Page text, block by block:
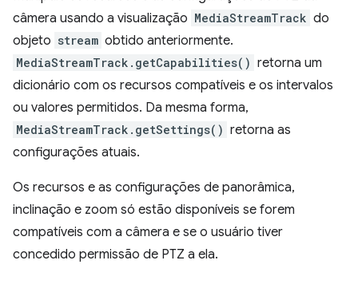
câmera usando a visualização MediaStreamTrack do
objeto stream obtido anteriormente.
MediaStreamTrack.getCapabilities() retorna um
dicionário com os recursos compatíveis e os intervalos
ou valores permitidos. Da mesma forma,
MediaStreamTrack.getSettings() retorna as
configurações atuais.
Os recursos e as configurações de panorâmica,
inclinação e zoom só estão disponíveis se forem
compatíveis com a câmera e se o usuário tiver
concedido permissão de PTZ a ela.